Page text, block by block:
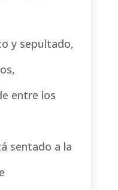
y sepultado,
entre los
sentado a la